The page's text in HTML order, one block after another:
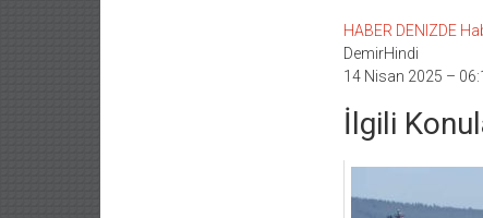
HABER DENIZDE
DemirHindi
14 Nisan 2025 –
İlgili